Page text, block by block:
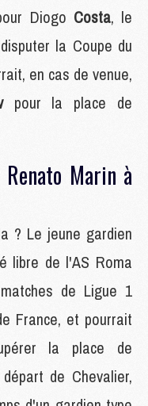
Diogo Costa, le
la Coupe du
en cas de venue,
pour la place de
Marin à
? Le jeune gardien
libre de l'AS Roma
de Ligue 1
France, et pourrait
la place de
de Chevalier,